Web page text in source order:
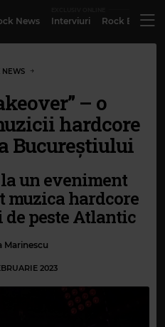
News Interviuri Rock
NEWS
– o
hardcore
Bucureștiului
un eveniment
muzica hardcore
de peste Atlantic
Marinescu
2023